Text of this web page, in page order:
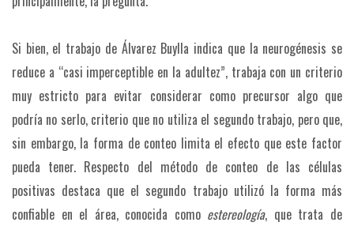
Si bien, el trabajo de Álvarez Buylla indica que la neurogénesis se
reduce a “casi imperceptible en la adultez”, trabaja con un criterio
muy estricto para evitar considerar como precursor algo que
podría no serlo, criterio que no utiliza el segundo trabajo, pero que,
sin embargo, la forma de conteo limita el efecto que este factor
pueda tener. Respecto del método de conteo de las células
positivas destaca que el segundo trabajo utilizó la forma más
confiable en el área, conocida como estereología, que trata de